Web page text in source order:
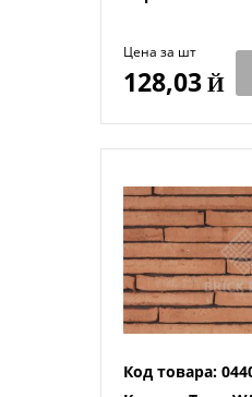
Цена за шт
128,03Й
Код товара: